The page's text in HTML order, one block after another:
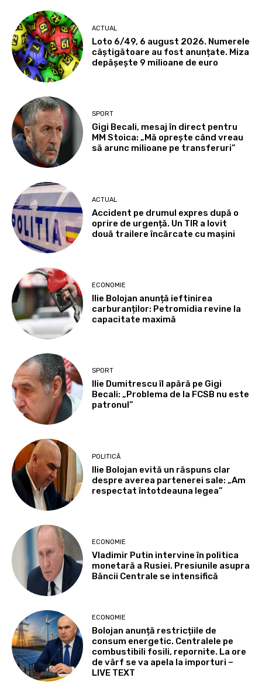
ACTUAL
Loto 6/49, 6 august 2026. Numerele
câștigătoare au fost anunțate. Miza
depășește 9 milioane de euro
SPORT
Gigi Becali, mesaj în direct pentru
MM Stoica: „Mă oprește când vreau
să arunc milioane pe transferuri”
ACTUAL
Accident pe drumul expres după o
oprire de urgență. Un TIR a lovit
două trailere încărcate cu mașini
ECONOMIE
Ilie Bolojan anunță ieftinirea
carburanților: Petromidia revine la
capacitate maximă
SPORT
Ilie Dumitrescu îl apără pe Gigi
Becali: „Problema de la FCSB nu este
patronul”
POLITICĂ
Ilie Bolojan evită un răspuns clar
despre averea partenerei sale: „Am
respectat întotdeauna legea”
ECONOMIE
Vladimir Putin intervine în politica
monetară a Rusiei. Presiunile asupra
Băncii Centrale se intensifică
ECONOMIE
Bolojan anunță restricțiile de
consum energetic. Centralele pe
combustibili fosili, repornite. La ore
de vârf se va apela la importuri –
LIVE TEXT